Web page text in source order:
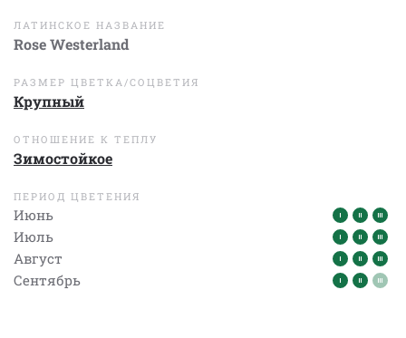
ЛАТИНСКОЕ НАЗВАНИЕ
Rose Westerland
РАЗМЕР ЦВЕТКА/СОЦВЕТИЯ
Крупный
ОТНОШЕНИЕ К ТЕПЛУ
Зимостойкое
ПЕРИОД ЦВЕТЕНИЯ
Июнь
Июль
Август
Сентябрь